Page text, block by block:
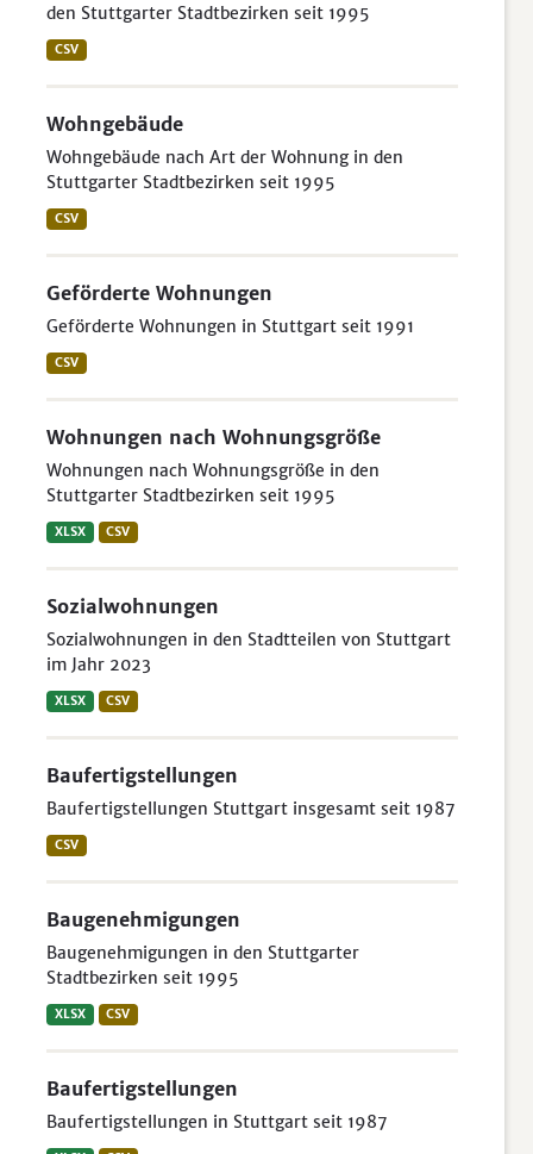
den Stuttgarter Stadtbezirken seit 1995
CSV
Wohngebäude
Wohngebäude nach Art der Wohnung in den
Stuttgarter Stadtbezirken seit 1995
CSV
Geförderte Wohnungen
Geförderte Wohnungen in Stuttgart seit 1991
CSV
Wohnungen nach Wohnungsgröße
Wohnungen nach Wohnungsgröße in den
Stuttgarter Stadtbezirken seit 1995
XLSX CSV
Sozialwohnungen
Sozialwohnungen in den Stadtteilen von Stuttgart
im Jahr 2023
XLSX CSV
Baufertigstellungen
Baufertigstellungen Stuttgart insgesamt seit 1987
CSV
Baugenehmigungen
Baugenehmigungen in den Stuttgarter
Stadtbezirken seit 1995
XLSX CSV
Baufertigstellungen
Baufertigstellungen in Stuttgart seit 1987